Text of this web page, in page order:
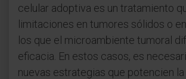
celular adoptiva es un tratamiento
limitaciones en tumores sólidos o
los que el microambiente tumoral
eficacia. En estos casos, es
nuevas estrategias que potencien